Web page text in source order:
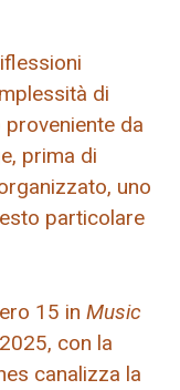
di
da
prima di
uno
particolare
15 in Music
con la
canalizza la